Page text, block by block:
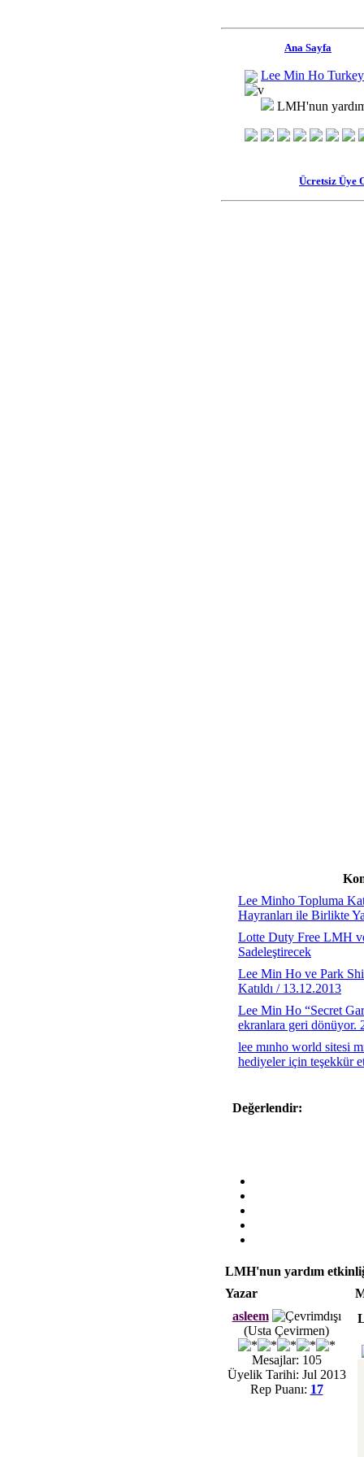
Ana Sayfa
Lee Min Ho
LMH'nun
Ücretsiz Üye
Lee Minho Topluma
Hayranları ile Birlikte
Lotte Duty Free LMH
Sadeleştirecek
Lee Min Ho ve Park
Katıldı / 13.12.2013
Lee Min Ho “Secret
ekranlara geri dönüyor.
lee mınho world sitesi
hediyeler için teşekkür
Değerlendir:
LMH'nun yardım
Yazar
asleem
(Usta Çevirmen)
Mesajlar: 105
Üyelik Tarihi: Jul 2013
Rep Puanı: 17